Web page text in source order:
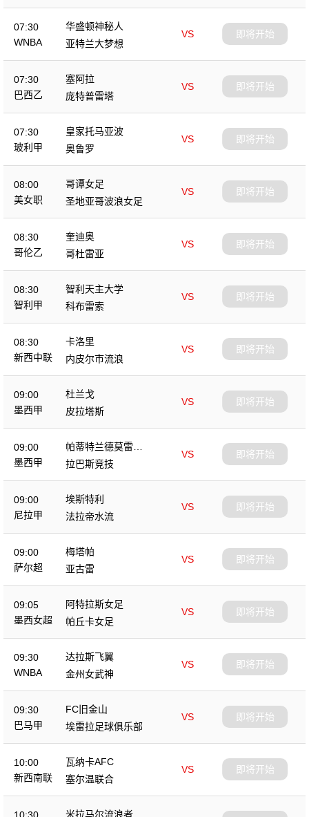
07:30
WNBA
华盛顿神秘人
VS
亚特兰大梦想
即将开始
07:30
巴西乙
塞阿拉
VS
庞特普雷塔
即将开始
07:30
玻利甲
皇家托马亚波
VS
奥鲁罗
即将开始
08:00
美女职
哥谭女足
VS
圣地亚哥波浪女足
即将开始
08:30
哥伦乙
奎迪奥
VS
哥杜雷亚
即将开始
08:30
智利甲
智利天主大学
VS
科布雷索
即将开始
08:30
新西中联
卡洛里
VS
内皮尔市流浪
即将开始
09:00
墨西甲
杜兰戈
VS
皮拉塔斯
即将开始
09:00
墨西甲
帕蒂特兰德莫雷洛
斯
VS
拉巴斯竞技
即将开始
09:00
尼拉甲
埃斯特利
VS
法拉帝水流
即将开始
09:00
萨尔超
梅塔帕
VS
亚古雷
即将开始
09:05
墨西女超
阿特拉斯女足
VS
帕丘卡女足
即将开始
09:30
WNBA
达拉斯飞翼
VS
金州女武神
即将开始
09:30
巴马甲
FC旧金山
VS
埃雷拉足球俱乐部
即将开始
10:00
新西南联
瓦纳卡AFC
VS
塞尔温联合
即将开始
米拉马尔流浪者